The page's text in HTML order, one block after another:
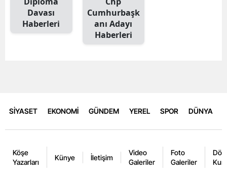
Davası
Haberleri
Cumhurbaşk
anı Adayı
Haberleri
SİYASET EKONOMİ GÜNDEM YEREL SPOR DÜNYA
Köşe
Yazarları
Künye İletişim
Video
Galeriler
Foto
Galeriler